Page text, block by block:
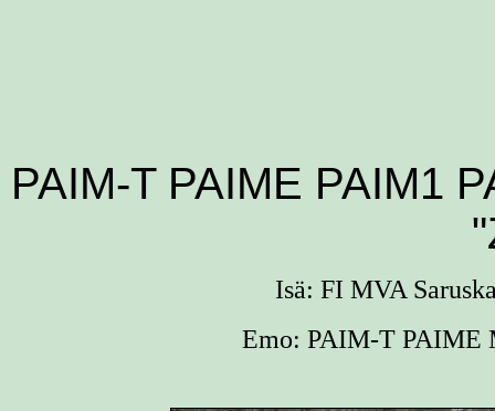
PAIM-T PAIME PAIM1
"
Isä: FI MVA
Emo: PAIM-T PAIME